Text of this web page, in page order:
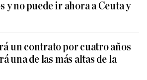
y no puede ir ahora a Ceuta y
un contrato por cuatro años
una de las más altas de la